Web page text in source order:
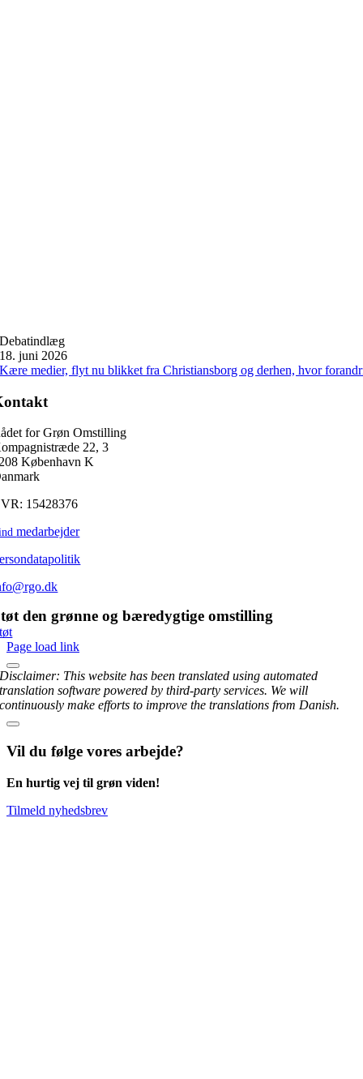
Debatindlæg
18. juni 2026
Kære medier, flyt nu blikket fra Christiansborg og derhen, hvor
for Grøn Omstilling
22, 3
København K
15428376
medarbejder
den grønne og bæredygtige omstilling
Page load link
Disclaimer: This website has been translated using automated
translation software powered by third-party services. We will
continuously make efforts to improve the translations from Danish.
Vil du følge vores arbejde?
En hurtig vej til grøn viden!
Tilmeld nyhedsbrev